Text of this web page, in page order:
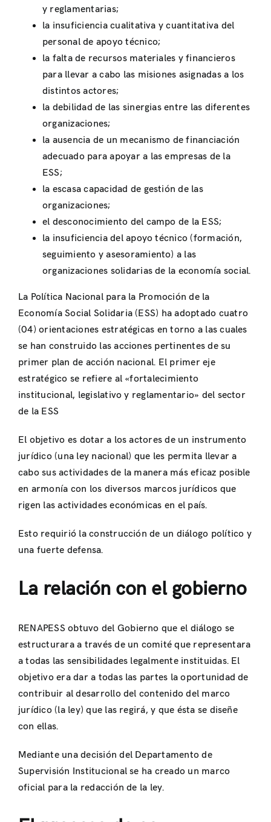
y reglamentarias;
la insuficiencia cualitativa y cuantitativa del
personal de apoyo técnico;
la falta de recursos materiales y financieros
para llevar a cabo las misiones asignadas a los
distintos actores;
la debilidad de las sinergias entre las diferentes
organizaciones;
la ausencia de un mecanismo de financiación
adecuado para apoyar a las empresas de la
ESS;
la escasa capacidad de gestión de las
organizaciones;
el desconocimiento del campo de la ESS;
la insuficiencia del apoyo técnico (formación,
seguimiento y asesoramiento) a las
organizaciones solidarias de la economía social.
La Política Nacional para la Promoción de la
Economía Social Solidaria (ESS) ha adoptado cuatro
(04) orientaciones estratégicas en torno a las cuales
se han construido las acciones pertinentes de su
primer plan de acción nacional. El primer eje
estratégico se refiere al «fortalecimiento
institucional, legislativo y reglamentario» del sector
de la ESS
El objetivo es dotar a los actores de un instrumento
jurídico (una ley nacional) que les permita llevar a
cabo sus actividades de la manera más eficaz posible
en armonía con los diversos marcos jurídicos que
rigen las actividades económicas en el país.
Esto requirió la construcción de un diálogo político y
una fuerte defensa.
La relación con el gobierno
RENAPESS obtuvo del Gobierno que el diálogo se
estructurara a través de un comité que representara
a todas las sensibilidades legalmente instituidas. El
objetivo era dar a todas las partes la oportunidad de
contribuir al desarrollo del contenido del marco
jurídico (la ley) que las regirá, y que ésta se diseñe
con ellas.
Mediante una decisión del Departamento de
Supervisión Institucional se ha creado un marco
oficial para la redacción de la ley.